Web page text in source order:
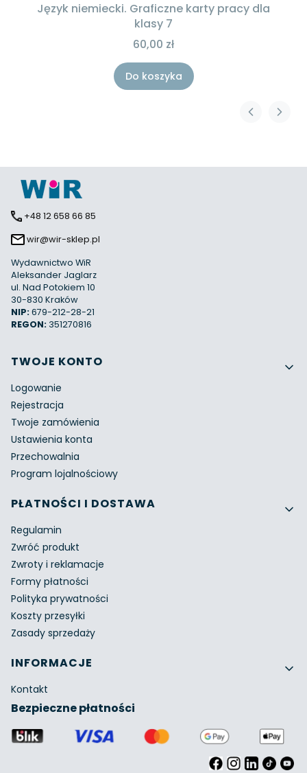
Język niemiecki. Graficzne karty pracy dla
klasy 7
60,00 zł
Do koszyka
+48 12 658 66 85
wir@wir-sklep.pl
Wydawnictwo WiR
Aleksander Jaglarz
ul. Nad Potokiem 10
30-830 Kraków
NIP:679-212-28-21
REGON: 351270816
Linki w stopce
TWOJE KONTO
Logowanie
Rejestracja
Twoje zamówienia
Ustawienia konta
Przechowalnia
Program lojalnościowy
PŁATNOŚCI I DOSTAWA
Regulamin
Zwróć produkt
Zwroty i reklamacje
Formy płatności
Polityka prywatności
Koszty przesyłki
Zasady sprzedaży
INFORMACJE
Kontakt
Bezpieczne płatności